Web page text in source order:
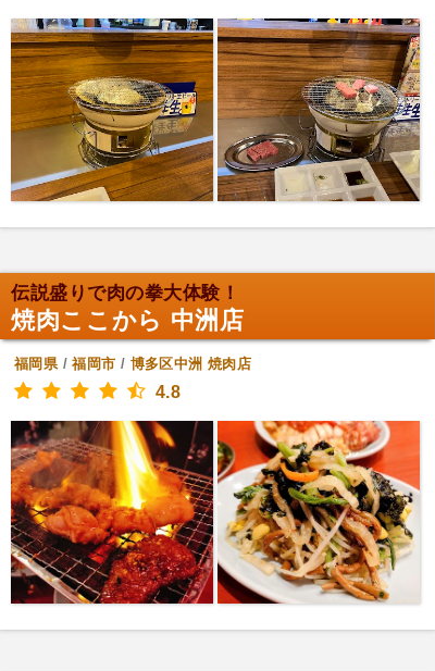
伝説盛りで肉の拳大体験！
焼肉ここから 中洲店
福岡県/福岡市 / 博多区中洲 焼肉店
4.8